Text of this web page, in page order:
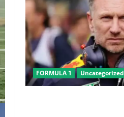
FORMULA 1 Uncategorized